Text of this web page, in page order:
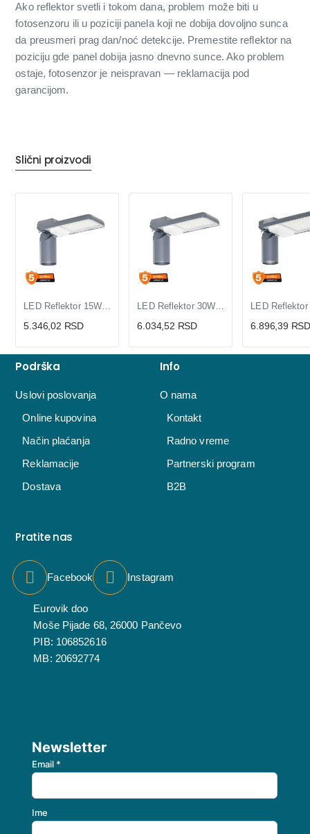
Ako reflektor svetli i tokom dana, problem može biti u
fotosenzoru ili u poziciji panela koji ne dobija dovoljno sunca
da preusmeri prag dan/noć detekcije. Premestite reflektor na
poziciju gde panel dobija jasno dnevno sunce. Ako problem
ostaje, fotosenzor je neispravan — reklamacija pod
garancijom.
Slični proizvodi
LED Reflektor 15W LEDVANCE 4099854361623E | Dnevno Svetlo
5.346,02 RSD
LED Reflektor 30W Dnevno Svetlo | LEDVANCE 4099854361746E
6.034,52 RSD 6.896,39 RSD
Podrška
Uslovi poslovanja
Online kupovina
Način plaćanja
Reklamacije
Dostava
Info
O nama
Kontakt
Radno vreme
Partnerski program
B2B
Pratite nas
Facebook Instagram
Eurovik doo
Moše Pijade 68, 26000 Pančevo
PIB: 106852616
MB: 20692774